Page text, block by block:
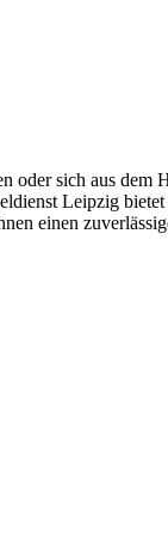
sich aus dem
Leipzig
einen